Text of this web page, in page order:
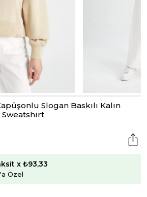
Slogan Baskılı Kalın
Sweatshirt
x ₺93,33
Özel